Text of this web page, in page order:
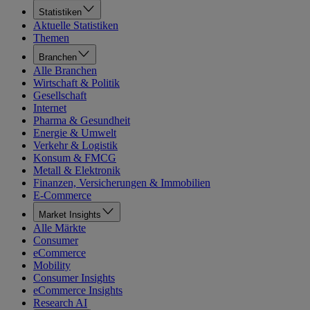
Statistiken
Aktuelle Statistiken
Themen
Branchen
Alle Branchen
Wirtschaft & Politik
Gesellschaft
Internet
Pharma & Gesundheit
Energie & Umwelt
Verkehr & Logistik
Konsum & FMCG
Metall & Elektronik
Finanzen, Versicherungen & Immobilien
E-Commerce
Market Insights
Alle Märkte
Consumer
eCommerce
Mobility
Consumer Insights
eCommerce Insights
Research AI